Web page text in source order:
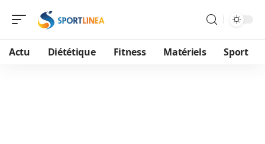
Actu Diététique Fitness Matériels Sport